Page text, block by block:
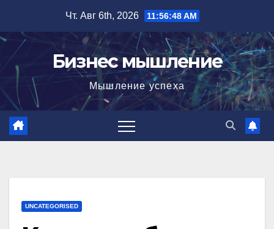
содержимому
Чт. Авг 6th, 2026 11:56:49 AM
Бизнес мышление
Мышление успеха
UNCATEGORISED